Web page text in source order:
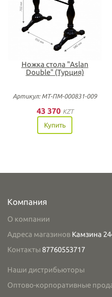
Ножка стола "Aslan
Double" (Турция)
Артикул: МТ-ПМ-000831-009
43 370 KZT
Купить
Компания
О компании
Адреса магазинов Камзина
Контакты 87760553717
Наши дистрибьюторы
Оптово-корпоративные